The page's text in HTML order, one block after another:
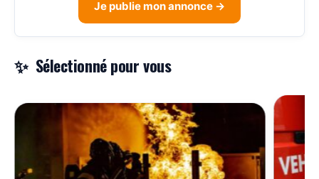
Je publie mon annonce →
Sélectionné pour vous